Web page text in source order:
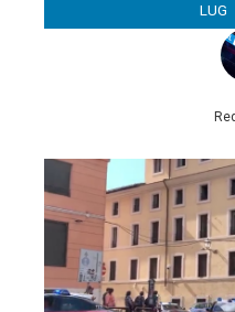
LUG